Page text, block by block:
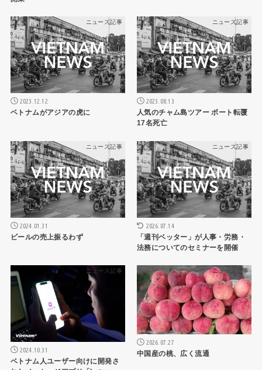
ニュース記事
2023.12.12
ベトナムがアジアの虎に
ニュース記事
2023.08.13
人気のチャム島ツアー ボート転覆
17名死亡
ニュース記事
2024.01.31
ビールの売上振るわず
ニュース記事
2026.07.14
「週刊ベッター」が人事・労務・
法務についてのセミナーを開催
ニュース記事
2024.10.31
ベトナム人ユーザー向けに開発さ
ニュース記事
2026.07.27
中国産の桃、広く流通